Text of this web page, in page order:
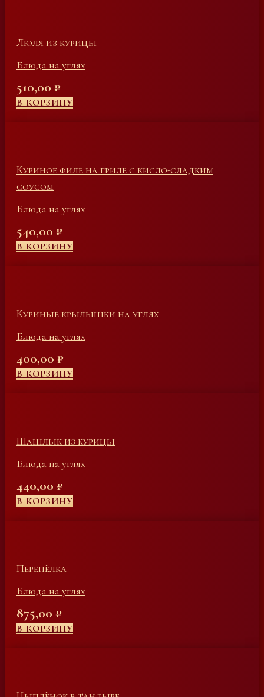
Люля из курицы
Блюда на углях
510,00 ₽
В КОРЗИНУ
Куриное филе на гриле с кисло-сладким
соусом
Блюда на углях
540,00 ₽
В КОРЗИНУ
Куриные крылышки на углях
Блюда на углях
400,00 ₽
В КОРЗИНУ
Шашлык из курицы
Блюда на углях
440,00 ₽
В КОРЗИНУ
Перепёлка
Блюда на углях
875,00 ₽
В КОРЗИНУ